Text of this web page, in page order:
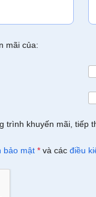
mãi của:
trình khuyến mãi,
bảo mật * và các điều